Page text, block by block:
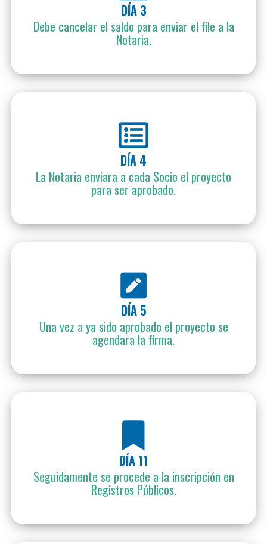
DÍA 3
Debe cancelar el saldo para enviar el file a la
Notaria.
DÍA 4
La Notaria enviara a cada Socio el proyecto
para ser aprobado.
DÍA 5
Una vez a ya sido aprobado el proyecto se
agendara la firma.
DÍA 11
Seguidamente se procede a la inscripción en
Registros Públicos.